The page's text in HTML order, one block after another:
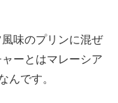
味のプリンに混ぜ
ーとはマレーシア
んです。